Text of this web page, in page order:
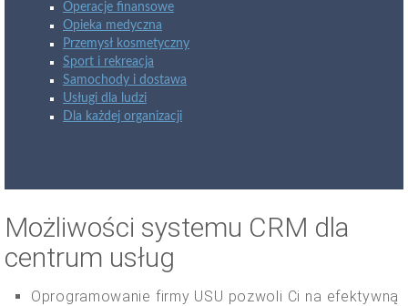
Operacje finansowe
Opieka medyczna
Przemysł kosmetyczny
Sport i rekreacja
Samochody i dostawa
Usługi dla ludzi
Dla każdej organizacji
Możliwości systemu CRM dla
centrum usług
Oprogramowanie firmy USU pozwoli Ci na efektywną